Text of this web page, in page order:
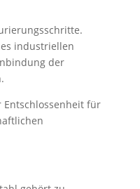
industriellen
der
Entschlossenheit für